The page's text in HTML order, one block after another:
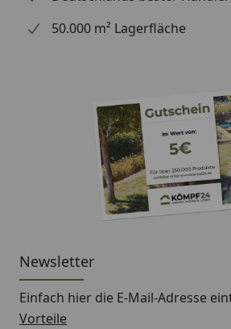
50.000 m² Lagerfläche
Newsletter
Einfach hier die E-Mail-Adresse
Vorteile